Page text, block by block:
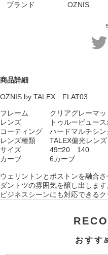
ブランド
OZNIS
商品詳細
OZNIS by TALEX FLAT03
フレーム クリアグレーマッ
レンズ トゥルービュース
コーティング ハードマルチシン
レンズ種類 TALEX偏光レンズ
サイズ 49□20 140
カーブ 6カーブ
ウェリントンとボストンを融合
ダントツの雰囲気を醸し出します
ビジネスシーンにも対応できる
おすす